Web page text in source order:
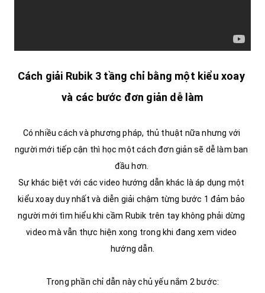
Cách giải Rubik 3 tầng chỉ bằng một kiểu xoay
và các bước đơn giản dễ làm
Có nhiều cách và phương pháp, thủ thuật nữa nhưng với
người mới tiếp cận thì học một cách đơn giản sẽ dễ làm ban
đầu hơn.
Sự khác biệt với các video hướng dẫn khác là áp dụng một
kiểu xoay duy nhất và diễn giải chậm từng bước 1 đảm bảo
người mới tìm hiểu khi cầm Rubik trên tay không phải dừng
video mà vẫn thực hiện xong trong khi đang xem video
hướng dẫn.
Trong phần chỉ dẫn này chủ yếu nắm 2 bước: